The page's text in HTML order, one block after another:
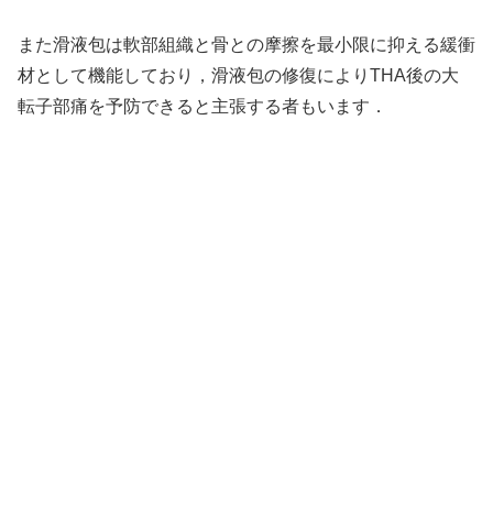
また滑液包は軟部組織と骨との摩擦を最小限に抑える緩衝
材として機能しており，滑液包の修復によりTHA後の大
転子部痛を予防できると主張する者もいます．